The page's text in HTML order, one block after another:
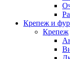
Крепеж и
Крепеж